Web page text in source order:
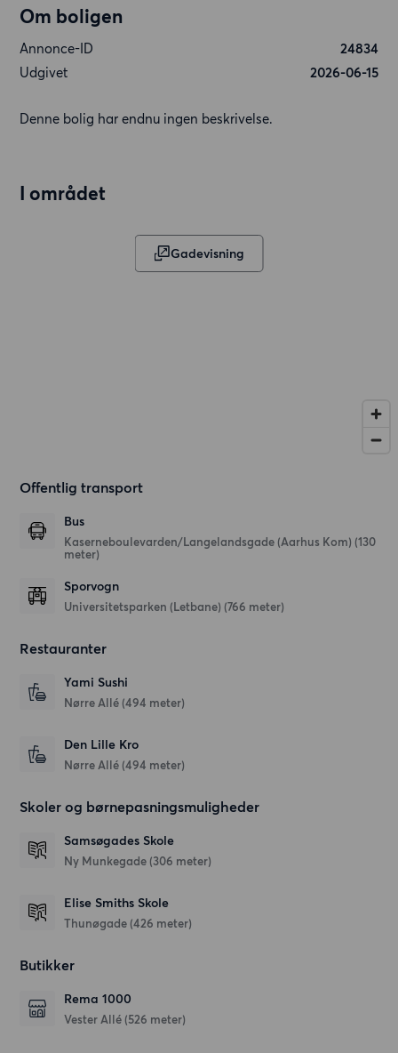
Om boligen
Annonce-ID
24834
Udgivet
2026-06-15
Denne bolig har endnu ingen beskrivelse.
I området
Gadevisning
Offentlig transport
Bus
Kaserneboulevarden/Langelandsgade (Aarhus Kom) (130
meter)
Sporvogn
Universitetsparken (Letbane) (766 meter)
Restauranter
Yami Sushi
Nørre Allé (494 meter)
Den Lille Kro
Nørre Allé (494 meter)
Skoler og børnepasningsmuligheder
Samsøgades Skole
Ny Munkegade (306 meter)
Elise Smiths Skole
Thunøgade (426 meter)
Butikker
Rema 1000
Vester Allé (526 meter)